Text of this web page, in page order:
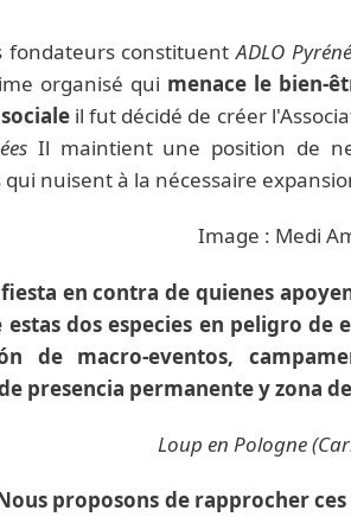
fondateurs constituentADLO
organisé qui menace le bien-
il fut décidé de créer
Il maintient une position de
nuisent à la nécessaire
Image : Medi
en contra de quienes
dos especies en peligro
de macro-eventos,
presencia permanente y zona
Loup en Pologne
proposons de rapprocher